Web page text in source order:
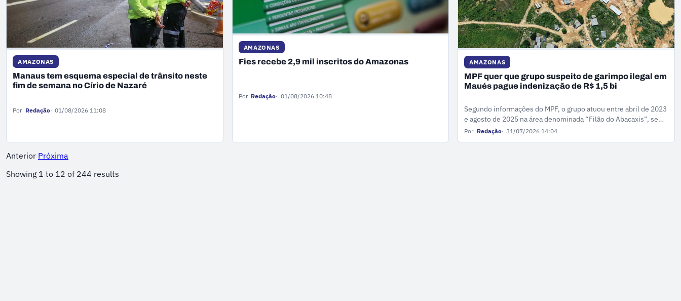
AMAZONAS
Manaus tem esquema especial de trânsito neste
fim de semana no Círio de Nazaré
Por Redação 01/08/2026 11:08
AMAZONAS
Fies recebe 2,9 mil inscritos do Amazonas
Por Redação 01/08/2026 10:48
AMAZONAS
MPF quer que grupo suspeito de garimpo ilegal em
Maués pague indenização de R$ 1,5 bi
Segundo informações do MPF, o grupo atuou entre abril de 2023
e agosto de 2025 na área denominada “Filão do Abacaxis”, sem
qualquer autorização ou licenciamento necessário.
Por Redação 31/07/2026 14:04
Anterior Próxima
Showing 1 to 12 of 244 results